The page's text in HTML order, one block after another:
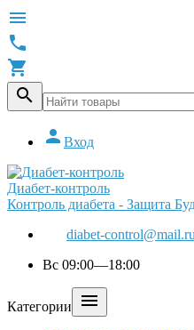




 Вход
Диабет-контроль
Контроль диабета - Защита
diabet-control@mail.ru
Вс 09:00—18:00
Категории 